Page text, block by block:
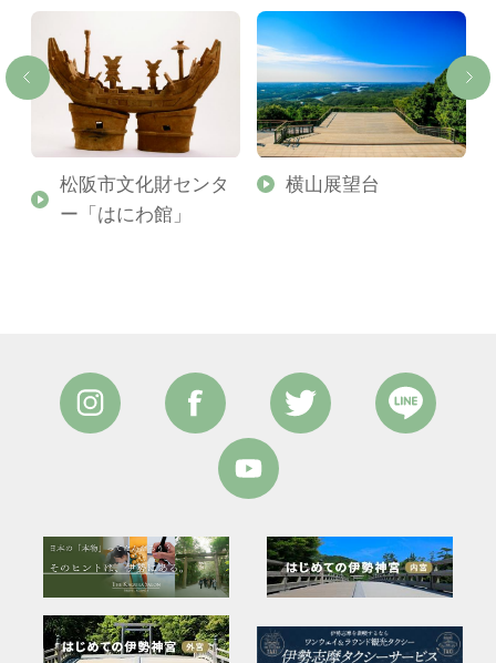
松阪市文化財センタ
ー「はにわ館」
横山展望台